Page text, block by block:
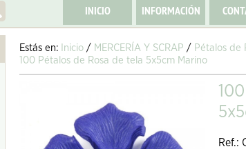
INICIO INFORMACIÓN
Estás en: Inicio / MERCERÍA Y SCRAP / Pétalos de
100 Pétalos de Rosa de tela 5x5cm Marino
Ref.: